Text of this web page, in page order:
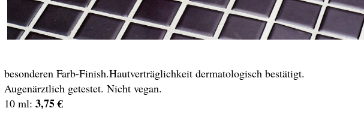
besonderen Farb-Finish.Hautverträglichkeit dermatologisch bestätigt.
Augenärztlich getestet. Nicht vegan.
10 ml: 3,75 €